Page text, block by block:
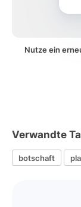
Nutze ein
Verwandte
botschaft